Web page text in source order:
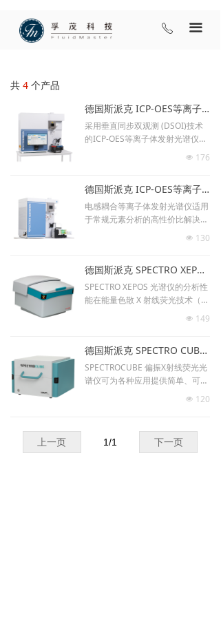
ꂅ 끀
共 4 个产品
德国斯派克 ICP-OES等离子体发射光谱仪 SPECTRO GREEN
采用垂直同步双观测 (DSOI)技术
的ICP-OES等离子体发射光谱仪，
完全符合ASTM D 5185-18、GB/T
넶 176
德国斯派克 ICP-OES等离子体发射光谱仪 SPECTRO GENESIS
电感耦合等离子体发射光谱仪适用
于常规元素分析的高性价比解决方
案，完全符合ASTM D 5185-18、
넶 130
德国斯派克 SPECTRO XEPOS能量色散X射线荧光光谱仪
SPECTRO XEPOS 光谱仪的分析性
能在能量色散 X 射线荧光技术（E
D-XRF）领域独树一帜。 具备多元
31-1996、ASTM D6481-1999标
准。
넶 149
德国斯派克 SPECTRO CUBE偏振能量色散X荧光分析仪
SPECTROCUBE 偏振X射线荧光光
谱仪可为各种应用提供简单、可
靠、准确、高通量的分析，例如贵
SH/T 0631-1996 标准。
넶 120
上一页 下一页
1/1